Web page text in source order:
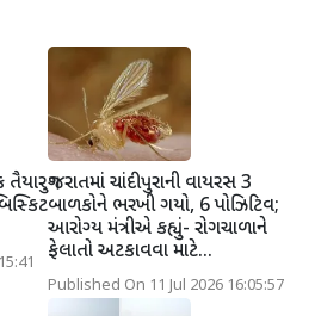
તૈયારગુજરાતમાં ચાંદીપુરાની વાયરસ 3
બાળકોને ભરખી ગયો, 6 પોઝિટિવ;
આરોગ્ય મંત્રીએ કહ્યું- રોગચાળાને
ફેલાતો અટકાવવા માટે...
Published On 11 Jul 2026 16:05:57